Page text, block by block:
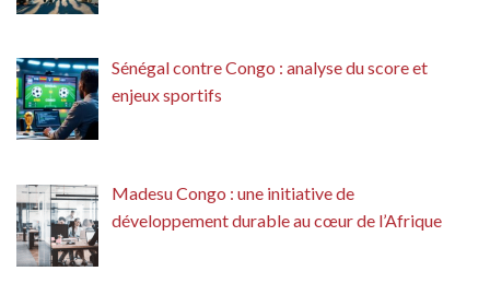
Sénégal contre Congo : analyse du score et
enjeux sportifs
Madesu Congo : une initiative de
développement durable au cœur de l’Afrique